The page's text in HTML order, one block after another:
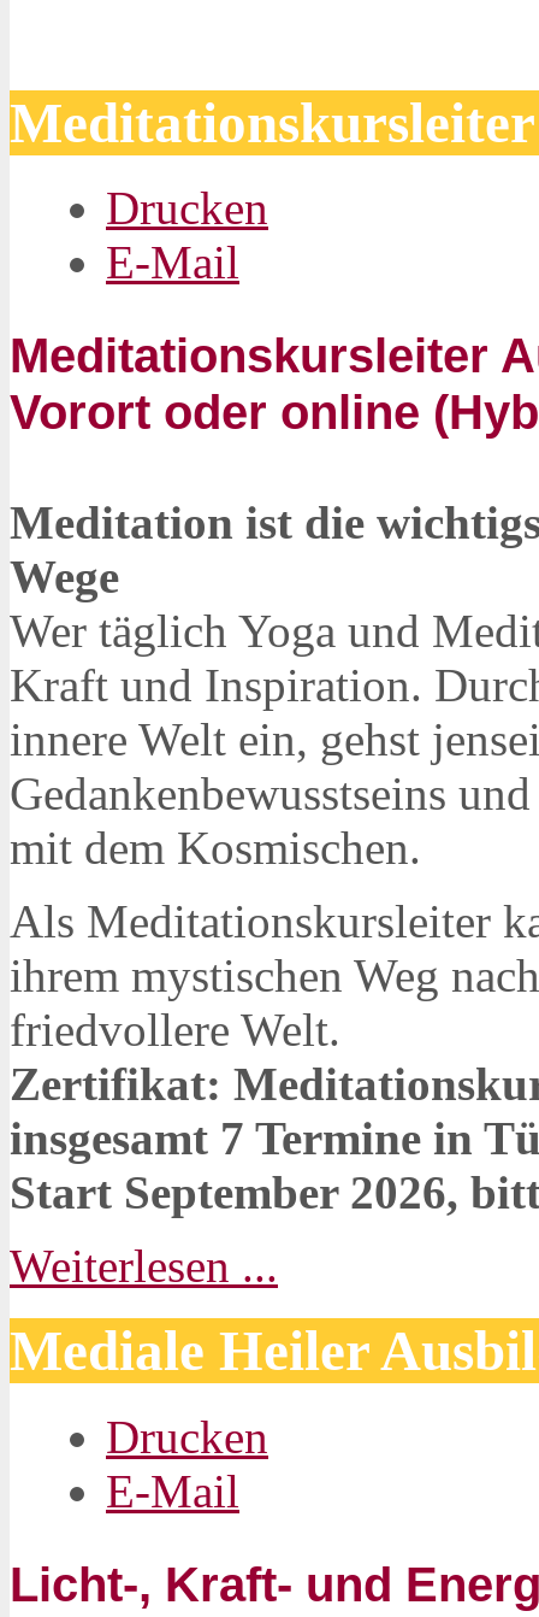
Drucken
E-Mail
Meditationskursleiter
Vorort oder online
Meditation ist die
Wege
Wer täglich Yoga und
Kraft und Inspiration.
innere Welt ein, gehst
Gedankenbewusstseins
mit dem Kosmischen.
Als Meditationskursleiter
ihrem mystischen Weg
friedvollere Welt.
Zertifikat:
insgesamt 7 Termine in
Start September 2026,
Weiterlesen ...
Mediale Heiler
Drucken
E-Mail
Licht-, Kraft- und